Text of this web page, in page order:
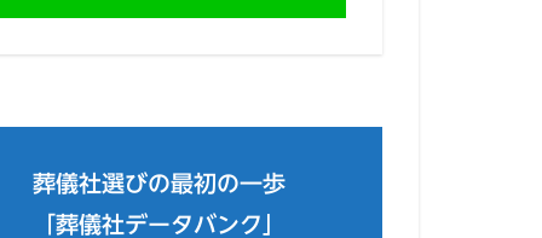
葬儀社選びの最初の一歩
「葬儀社データバンク」